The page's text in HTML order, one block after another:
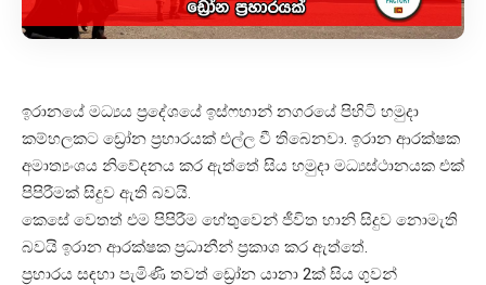
ඉරානයේ මධ්‍යය ප්‍රදේශයේ ඉස්ෆහාන් නගරයේ පිහිටි හමුදා
කම්හලකට ඩ්‍රෝන ප්‍රහාරයක් එල්ල වී තිබෙනවා. ඉරාන ආරක්ෂක
අමාත්‍යංශය නිවේදනය කර ඇත්තේ සිය හමුදා මධ්‍යස්ථානයක එක්
පිපිරීමක් සිදුව ඇති බවයි.
කෙසේ වෙතත් එම පිපිරීම හේතුවෙන් ජීවිත හානි සිදුව නොමැති
බවයි ඉරාන ආරක්ෂක ප්‍රධානීන් ප්‍රකාශ කර ඇත්තේ.
ප්‍රහාරය සඳහා පැමිණි තවත් ඩ්‍රෝන යානා 2ක් සිය ගුවන්